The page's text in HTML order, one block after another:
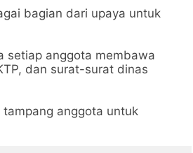
bagian dari upaya untuk
setiap anggota membawa
dan surat-surat dinas
anggota untuk